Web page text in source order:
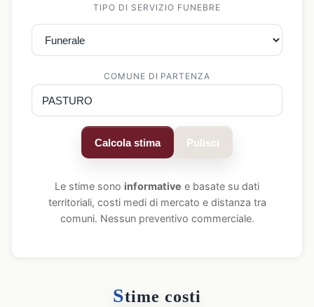
TIPO DI SERVIZIO FUNEBRE
COMUNE DI PARTENZA
Calcola stima Pulisci
Le stime sono informative e basate su dati
territoriali, costi medi di mercato e distanza tra
comuni. Nessun preventivo commerciale.
Stime costi